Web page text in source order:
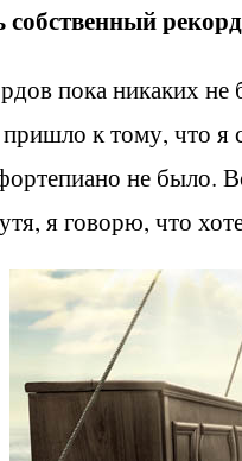
пока никаких не
к тому, что я
не
я говорю, что